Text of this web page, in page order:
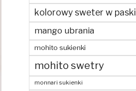
kolorowy sweter w paski
mango ubrania
mohito sukienki
mohito swetry
monnari sukienki